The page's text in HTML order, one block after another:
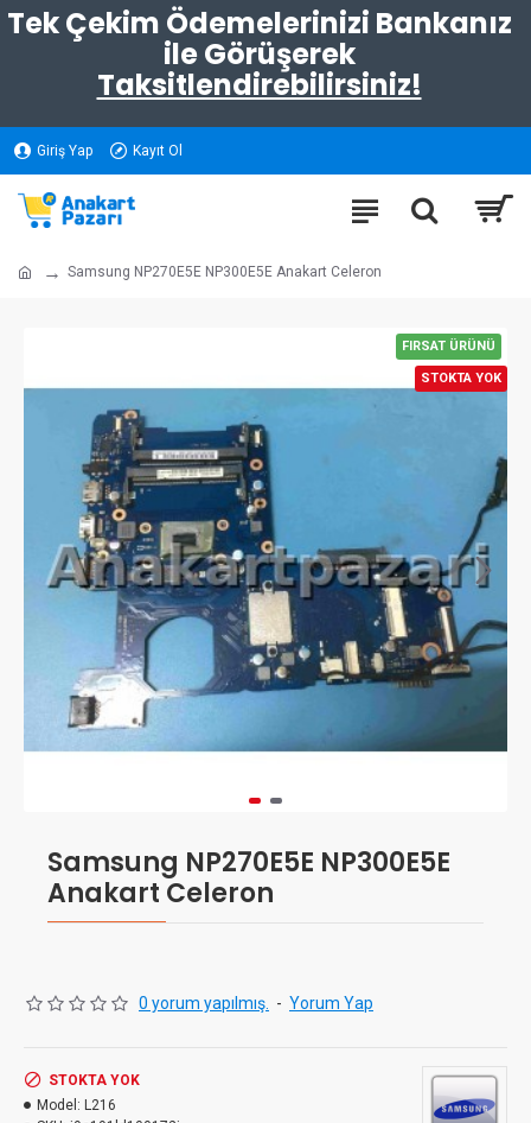
Tek Çekim Ödemelerinizi Bankanız
ile Görüşerek
Taksitlendirebilirsiniz!
Giriş Yap Kayıt Ol
Samsung NP270E5E NP300E5E Anakart Celeron
FIRSAT ÜRÜNÜ
STOKTA YOK
Samsung NP270E5E NP300E5E
Anakart Celeron
0 yorum yapılmış. - Yorum Yap
STOKTA YOK
Model: L216